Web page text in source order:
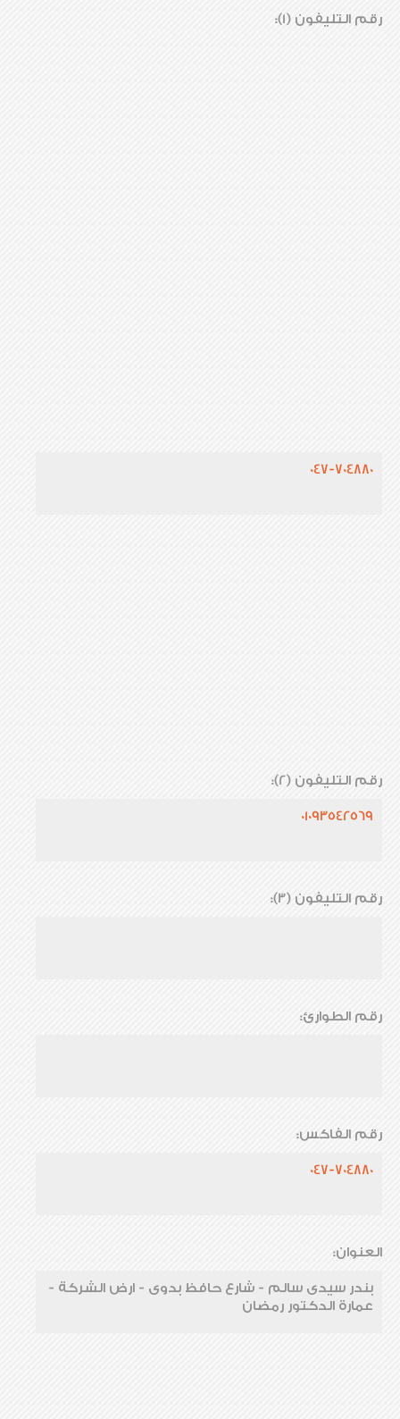
رقم التليفون (1):
047-704880
رقم التليفون (2):
01093542569
رقم التليفون (3):
رقم الطوارئ:
رقم الفاكس:
047-704880
العنوان:
بندر سيدى سالم - شارع حافظ بدوى - ارض الشركة -
عمارة الدكتور رمضان